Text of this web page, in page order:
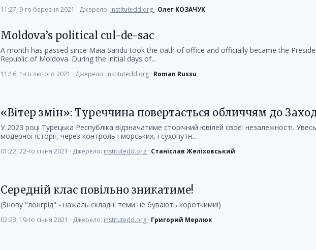
11:27, 9-го березня 2021 · Джерело: institutedd.org · Олег КОЗАЧУК
Moldova’s political cul-de-sac
A month has passed since Maia Sandu took the oath of office and officially became the
Republic of Moldova. During the initial days of...
11:16, 1-го лютого 2021 · Джерело: institutedd.org · Roman Russu
«Вітер змін»: Туреччина повертається обличчям до
У 2023 році Турецька Республіка відзначатиме сторічний ювілей своєї незалежності.
модерної історії, через контроль і морських, і сухопутн...
01:22, 22-го січня 2021 · Джерело: institutedd.org · Станіслав Желіховський
Середній клас повільно зникатиме!
(Знову "лонгрід" - нажаль складні теми не бувають короткими!)
02:23, 19-го січня 2021 · Джерело: institutedd.org · Григорий Мерлюк